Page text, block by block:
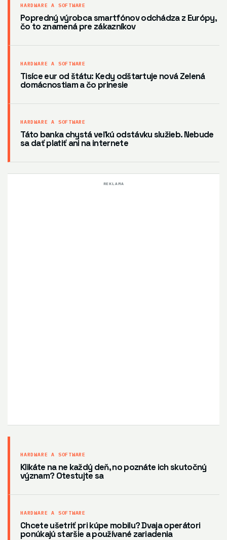
HARDWARE A SOFTWARE
Popredný výrobca smartfónov odchádza z Európy,
čo to znamená pre zákazníkov
HARDWARE A SOFTWARE
Tisíce eur od štátu: Kedy odštartuje nová Zelená
domácnostiam a čo prinesie
HARDWARE A SOFTWARE
Táto banka chystá veľkú odstávku služieb. Nebude
sa dať platiť ani na internete
REKLAMA
HARDWARE A SOFTWARE
Klikáte na ne každý deň, no poznáte ich skutočný
význam? Otestujte sa
HARDWARE A SOFTWARE
Chcete ušetriť pri kúpe mobilu? Dvaja operátori
ponúkajú staršie a používané zariadenia